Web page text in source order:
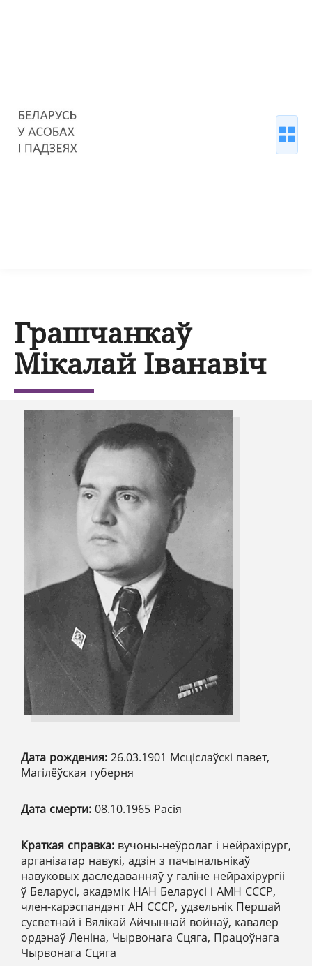
Грашчанкаў
Мікалай Іванавіч
Дата рождения: 26.03.1901 Мсціслаўскі павет,
Магілёўская губерня
Дата смерти: 08.10.1965 Расія
Краткая справка: вучоны-неўролаг і нейрахірург,
арганізатар навукі, адзін з пачынальнікаў
навуковых даследаванняў у галіне нейрахірургіі
ў Беларусі, акадэмік НАН Беларусі і АМН СССР,
член-карэспандэнт АН СССР, удзельнік Першай
сусветнай і Вялікай Айчыннай войнаў, кавалер
ордэнаў Леніна, Чырвонага Сцяга, Працоўнага
Чырвонага Сцяга